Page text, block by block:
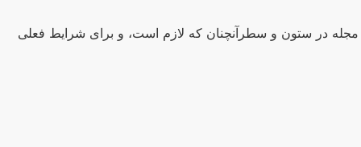
مجله در ستون و سطرآنچنان که لازم است، و برای شرایط فعلی